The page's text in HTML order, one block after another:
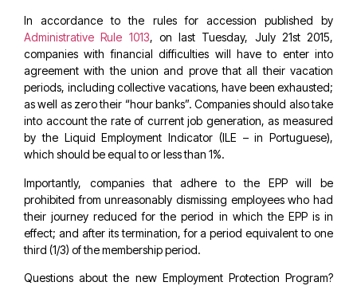
In accordance to the rules for accession published by
Administrative Rule 1013, on last Tuesday, July 21st 2015,
companies with financial difficulties will have to enter into
agreement with the union and prove that all their vacation
periods, including collective vacations, have been exhausted;
as well as zero their “hour banks”. Companies should also take
into account the rate of current job generation, as measured
by the Liquid Employment Indicator (ILE – in Portuguese),
which should be equal to or less than 1%.
Importantly, companies that adhere to the EPP will be
prohibited from unreasonably dismissing employees who had
their journey reduced for the period in which the EPP is in
effect; and after its termination, for a period equivalent to one
third (1/3) of the membership period.
Questions about the new Employment Protection Program?